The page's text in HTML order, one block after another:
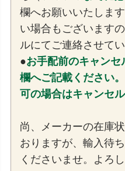
欄へお願いいたしま
い場合もございます
ルにてご連絡させてい
●お手配前のキャン
欄へご記載ください
可の場合はキャンセル
尚、メーカーの在庫
おりますが、輸入待
くださいませ。よろ